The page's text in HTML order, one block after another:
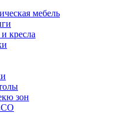
мебель
кресла
зон